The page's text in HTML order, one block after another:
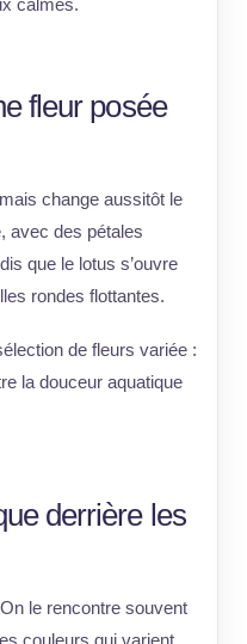
calmes.
fleur posée
change aussitôt le
avec des pétales
que le lotus s’ouvre
rondes flottantes.
de fleurs variée :
la douceur aquatique
derrière les
le rencontre souvent